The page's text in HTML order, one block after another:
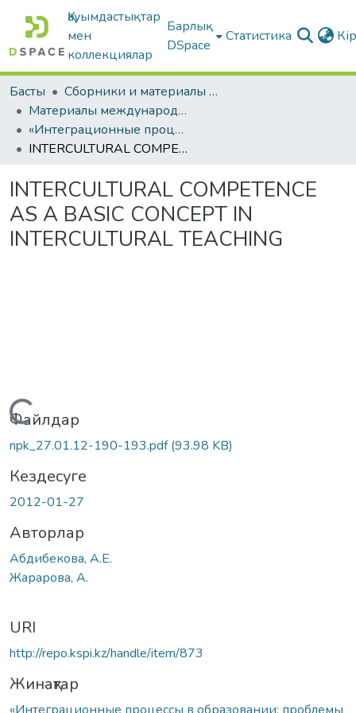
Қауымдастықтар
мен
коллекциялар
Барлық
DSpace
Статистика
Басты
Сборники и материалы конференций
Материалы международных научно-практических конференций
«Интеграционные процессы в образовании: проблемы и перспективы»
INTERCULTURAL COMPETENCE AS A BASIC CONCEPT IN INTERCULTURAL TEACHING
INTERCULTURAL COMPETENCE
AS A BASIC CONCEPT IN
INTERCULTURAL TEACHING
Жүктеу...
Файлдар
npk_27.01.12-190-193.pdf(93.98 KB)
Кездесуге
2012-01-27
Авторлар
Абдибекова, А.Е.
Жарарова, А.
URI
http://repo.kspi.kz/handle/item/873
Жинақтар